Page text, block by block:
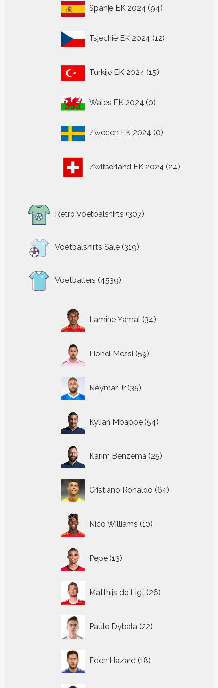
Spanje EK 2024 9494
Tsjechië EK 2024 12
producten
Turkije EK 2024 15
producten
Wales EK 2024 00
Zweden EK 2024 0
producten
Zwitserland EK 2024 24
producten
Retro Voetbalshirts 307
producten
Voetbalshirts Sale 319
319
producten
Voetballers 4539
producten
Lamine Yamal 34
producten
Lionel Messi 59
producten
Neymar Jr 35
producten
Kylian Mbappe 54
producten
Karim Benzema 25
producten
Cristiano Ronaldo 64
producten
Nico Williams 10
producten
Pepe 13
producten
Matthijs de Ligt 26
producten
Paulo Dybala 22
producten
Eden Hazard 18
producten